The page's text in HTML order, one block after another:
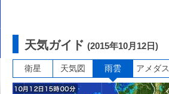
天気ガイド (2015年10月12日)
衛星 天気図 雨雲 アメダス